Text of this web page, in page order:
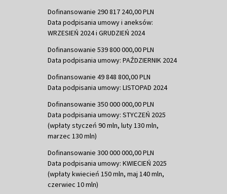
Dofinansowanie 290 817 240,00 PLN
Data podpisania umowy i aneksów:
WRZESIEŃ 2024 i GRUDZIEŃ 2024
Dofinansowanie 539 800 000,00 PLN
Data podpisania umowy: PAŹDZIERNIK 2024
Dofinansowanie 49 848 800,00 PLN
Data podpisania umowy: LISTOPAD 2024
Dofinansowanie 350 000 000,00 PLN
Data podpisania umowy: STYCZEŃ 2025
(wpłaty styczeń 90 mln, luty 130 mln,
marzec 130 mln)
Dofinansowanie 300 000 000,00 PLN
Data podpisania umowy: KWIECIEŃ 2025
(wpłaty kwiecień 150 mln, maj 140 mln,
czerwiec 10 mln)